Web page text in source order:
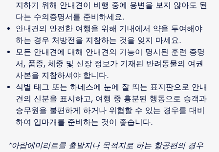
지하기 위해 안내견이 비행 중에 용변을 보지 않아도 된
다는 수의증명서를 준비하세요.
안내견의 안전한 여행을 위해 기내에서 약을 투여해야
하는 경우 처방전을 지참하는 것을 잊지 마세요.
모든 안내견에 대해 안내견의 기능이 명시된 훈련 증명
서, 품종, 체중 및 신장 정보가 기재된 반려동물의 여권
사본을 지참하셔야 합니다.
식별 태그 또는 하네스에 눈에 잘 띄는 표지판으로 안내
견의 신분을 표시하고, 여행 중 흥분된 행동으로 승객과
승무원을 불편하게 하거나 위협할 수 있는 경우를 대비
하여 입마개를 준비하는 것이 좋습니다.
*아랍에미리트를 출발지나 목적지로 하는 항공편의 경우